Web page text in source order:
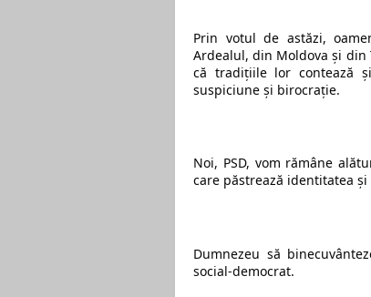
Prin votul de astăzi,
Ardealul, din Moldova și
că tradițiile lor contează
suspiciune și birocrație.
Noi, PSD, vom rămâne
care păstrează identitatea
Dumnezeu să
social-democrat.